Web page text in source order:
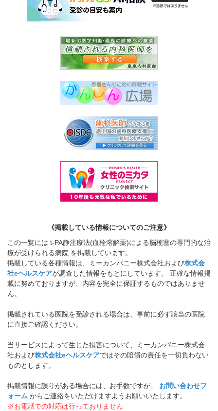
《掲載している情報についてのご注意》
この一覧には t-PA静注療法(血栓溶解薬)による脳梗塞の専門的な治
療が受けられる病院 を掲載しています。
掲載している各種情報は、ミーカンパニー株式会社および株式会
社eヘルスケアが調査した情報をもとにしています。 正確な情報掲
載に努めておりますが、内容を完全に保証するものではありませ
ん。
掲載されている医院を受診される場合は、事前に必ず該当の医院
に直接ご確認ください。
当サービスによって生じた損害について、ミーカンパニー株式会
社および株式会社eヘルスケアではその賠償の責任を一切負わない
ものとします。
掲載情報に誤りがある場合には、お手数ですが、 お問い合わせフ
ォーム からご連絡をいただけますようお願いいたします。
※お電話での対応は行っておりません